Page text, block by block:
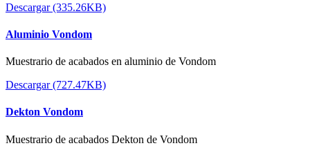
Descargar (335.26KB)
Aluminio Vondom
Muestrario de acabados en aluminio de Vondom
Descargar (727.47KB)
Dekton Vondom
Muestrario de acabados Dekton de Vondom